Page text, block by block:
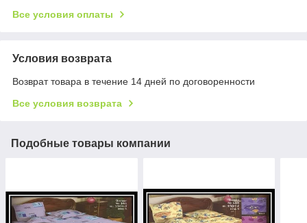
Все условия оплаты
Условия возврата
Возврат товара в течение 14 дней по договоренности
Все условия возврата
Подобные товары компании